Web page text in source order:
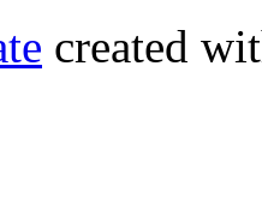
created